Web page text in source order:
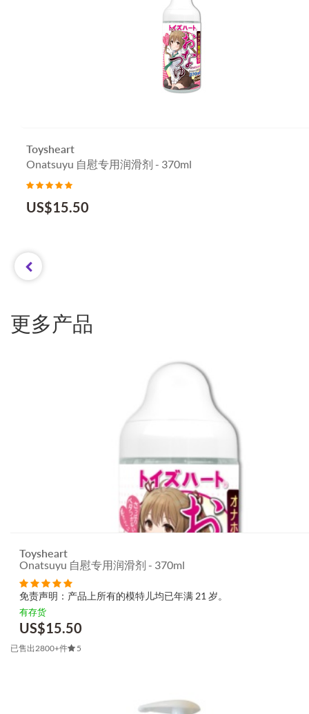
Toysheart
Onatsuyu 自慰专用润滑剂 - 370ml
US$15.50
更多产品
Toysheart
Onatsuyu 自慰专用润滑剂 - 370ml
免责声明：产品上所有的模特儿均已年满 21 岁。
有存货
US$15.50
已售出2800+件 5